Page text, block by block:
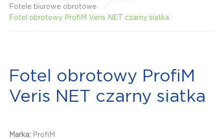
Fotele biurowe obrotowe
Fotel obrotowy ProfiM Veris NET czarny siatka
Fotel obrotowy ProfiM
Veris NET czarny siatka
Marka: ProfiM